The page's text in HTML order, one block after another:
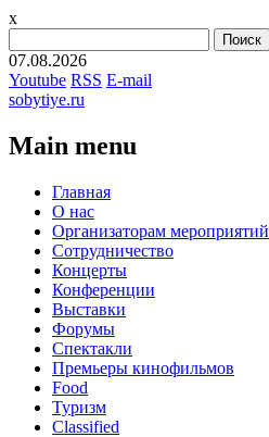
x
07.08.2026
Youtube RSS E-mail
sobytiye.ru
Main menu
Skip
content
Главная
О нас
Организаторам мероприятий
Сотрудничество
Концерты
Конференции
Выставки
Форумы
Спектакли
Премьеры кинофильмов
Food
Туризм
Сlassified